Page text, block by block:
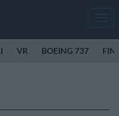
VR BOEING 737